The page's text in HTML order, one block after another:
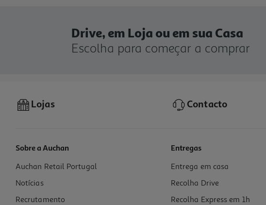
Drive, em Loja ou em sua Casa
Escolha para começar a comprar
Lojas Contacto
Sobre a Auchan
Auchan Retail Portugal
Notícias
Recrutamento
Entregas
Entrega em casa
Recolha Drive
Recolha Express em 1h